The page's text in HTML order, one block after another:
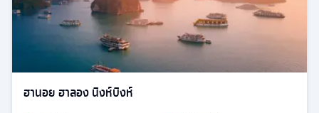
ฮานอย ฮาลอง นิงห์บิงห์